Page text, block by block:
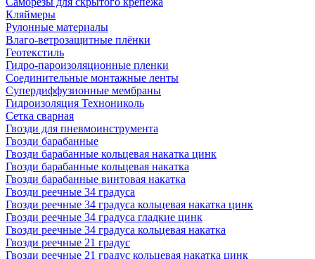
Кляймеры
Рулонные материалы
Влаго-ветрозащитные плёнки
Геотекстиль
Гидро-пароизоляционные пленки
Соединительные монтажные ленты
Супердиффузионные мембраны
Гидроизоляция Технониколь
Сетка сварная
Гвозди для пневмоинструмента
Гвозди барабанные
Гвозди барабанные кольцевая накатка цинк
Гвозди барабанные кольцевая накатка
Гвозди барабанные винтовая накатка
Гвозди реечные 34 градуса
Гвозди реечные 34 градуса кольцевая накатка цинк
Гвозди реечные 34 градуса гладкие цинк
Гвозди реечные 34 градуса кольцевая накатка
Гвозди реечные 21 градус
Гвозди реечные 21 градус кольцевая накатка цинк